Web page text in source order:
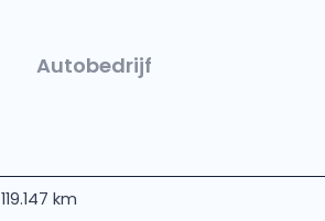
Autobedrijf
119.147 km